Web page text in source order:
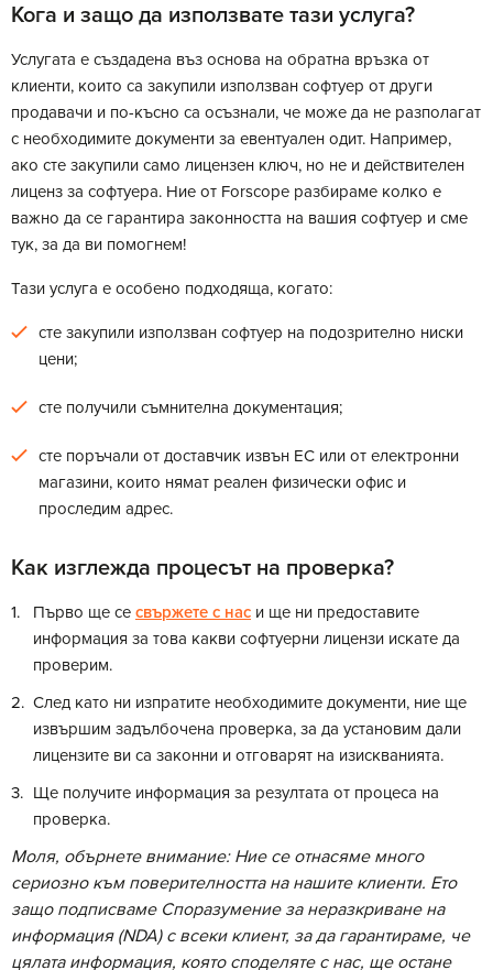
Кога и защо да използвате тази услуга?
Услугата е създадена въз основа на обратна връзка от
клиенти, които са закупили използван софтуер от други
продавачи и по-късно са осъзнали, че може да не разполагат
с необходимите документи за евентуален одит. Например,
ако сте закупили само лицензен ключ, но не и действителен
лиценз за софтуера. Ние от Forscope разбираме колко е
важно да се гарантира законността на вашия софтуер и сме
тук, за да ви помогнем!
Тази услуга е особено подходяща, когато:
сте закупили използван софтуер на подозрително ниски
цени;
сте получили съмнителна документация;
сте поръчали от доставчик извън ЕС или от електронни
магазини, които нямат реален физически офис и
проследим адрес.
Как изглежда процесът на проверка?
Първо ще се свържете с нас и ще ни предоставите
информация за това какви софтуерни лицензи искате да
проверим.
След като ни изпратите необходимите документи, ние ще
извършим задълбочена проверка, за да установим дали
лицензите ви са законни и отговарят на изискванията.
Ще получите информация за резултата от процеса на
проверка.
Моля, обърнете внимание: Ние се отнасяме много
сериозно към поверителността на нашите клиенти. Ето
защо подписваме Споразумение за неразкриване на
информация (NDA) с всеки клиент, за да гарантираме, че
цялата информация, която споделяте с нас, ще остане